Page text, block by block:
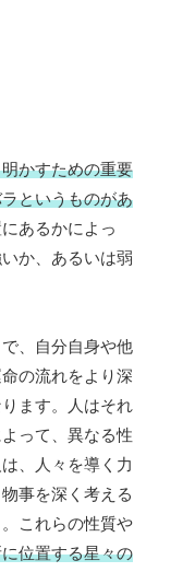
かすための重要
というものがあ
あるかによっ
か、あるいは弱
、自分自身や他
の流れをより深
ます。人はそれ
って、異なる性
、人々を導く力
事を深く考える
これらの性質や
位置する星々の